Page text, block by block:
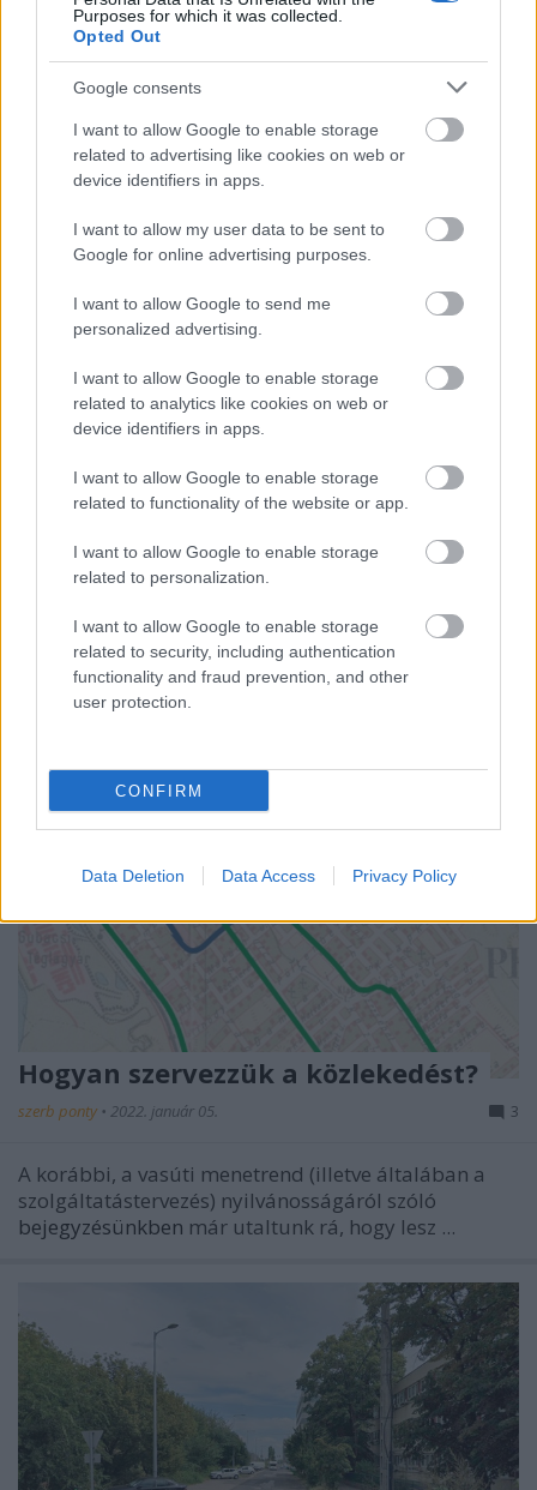
Purposes for which it was collected.
Opted Out
Google consents
I want to allow Google to enable storage
related to advertising like cookies on web or
device identifiers in apps.
I want to allow my user data to be sent to
Google for online advertising purposes.
I want to allow Google to send me
personalized advertising.
I want to allow Google to enable storage
related to analytics like cookies on web or
device identifiers in apps.
I want to allow Google to enable storage
related to functionality of the website or app.
I want to allow Google to enable storage
related to personalization.
I want to allow Google to enable storage
related to security, including authentication
functionality and fraud prevention, and other
user protection.
CONFIRM
Data Deletion Data Access Privacy Policy
Magyarországon mennyire nagy szükség lenne egy
valódi közlekedésfejlesztőre, aki az utasok és ...
Az M0 gyűrű tehermentesítése
2022. február 01.
Vendégszerzőnk, dr. Rigó Mihály újabb alapos cikke
különböző tervezők megoldási javaslatait ...
Hogyan szervezzük a közlekedést?
szerb ponty • 2022. január 05. 3
A korábbi, a vasúti menetrend (illetve általában a
szolgáltatástervezés) nyilvánosságáról szóló
bejegyzésünkben már utaltunk rá, hogy lesz ...